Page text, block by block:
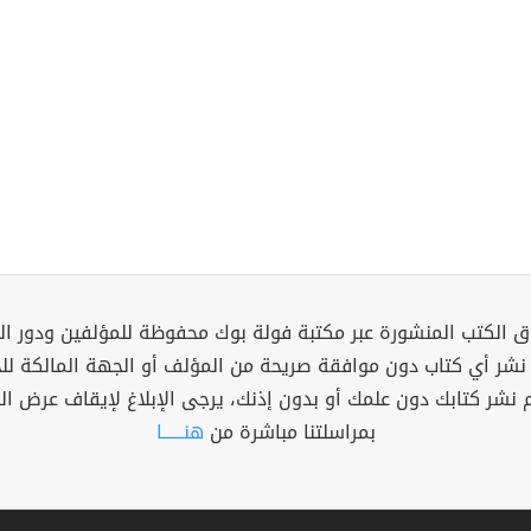
الكتب المنشورة عبر مكتبة فولة بوك محفوظة للمؤلفين ودور
نشر أي كتاب دون موافقة صريحة من المؤلف أو الجهة المالكة
نشر كتابك دون علمك أو بدون إذنك، يرجى الإبلاغ لإيقاف عرض
بمراسلتنا مباشرة من هنــــــا